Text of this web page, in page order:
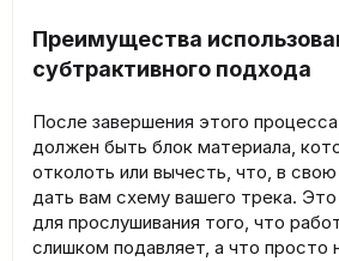
Преимущества
субтрактивного подхода
После завершения этого
должен быть блок материала,
отколоть или вычесть, что, в
дать вам схему вашего трека.
для прослушивания того, что
слишком подавляет, а что просто